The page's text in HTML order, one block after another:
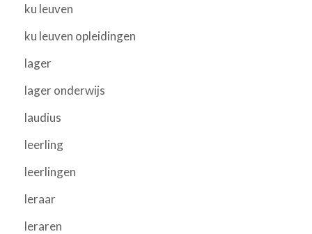
ku leuven
ku leuven opleidingen
lager
lager onderwijs
laudius
leerling
leerlingen
leraar
leraren